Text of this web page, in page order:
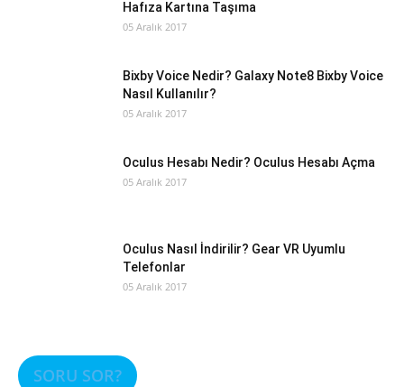
Hafıza Kartına Taşıma
05 Aralık 2017
Bixby Voice Nedir? Galaxy Note8 Bixby Voice
Nasıl Kullanılır?
05 Aralık 2017
Oculus Hesabı Nedir? Oculus Hesabı Açma
05 Aralık 2017
Oculus Nasıl İndirilir? Gear VR Uyumlu
Telefonlar
05 Aralık 2017
SORU SOR?